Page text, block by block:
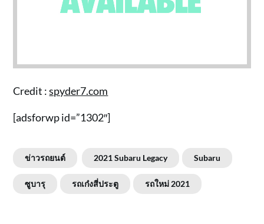
Credit :spyder7.com
[adsforwp id=”1302″]
ข่าวรถยนต์ 2021 Subaru Legacy Subaru
ซูบารุ รถเก๋งสี่ประตู รถใหม่ 2021